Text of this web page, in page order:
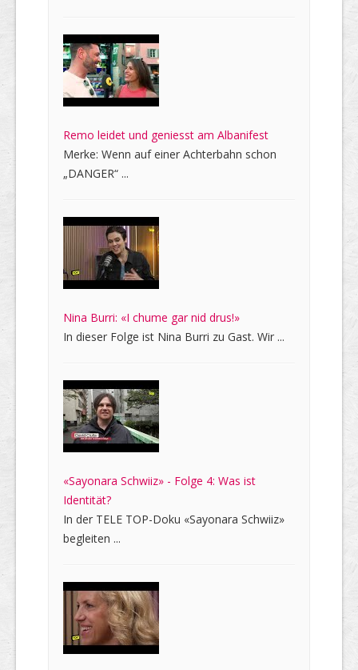
Remo leidet und geniesst am Albanifest
Merke: Wenn auf einer Achterbahn schon
„DANGER“ ...
Nina Burri: «I chume gar nid drus!»
In dieser Folge ist Nina Burri zu Gast. Wir ...
«Sayonara Schwiiz» - Folge 4: Was ist
Identität?
In der TELE TOP-Doku «Sayonara Schwiiz»
begleiten ...